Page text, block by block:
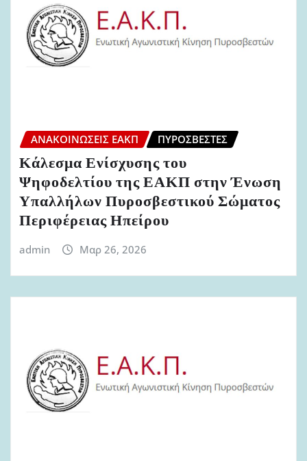
ΑΝΑΚΟΙΝΏΣΕΙΣ ΕΑΚΠ ΠΥΡΟΣΒΈΣΤΕΣ
Κάλεσμα Ενίσχυσης του
Ψηφοδελτίου της ΕΑΚΠ στην Ένωση
Υπαλλήλων Πυροσβεστικού Σώματος
Περιφέρειας Ηπείρου
admin Μαρ 26, 2026